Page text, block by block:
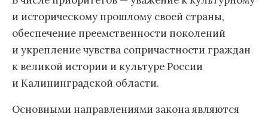
и историческому прошлому своей страны,
обеспечение преемственности поколений
и укрепление чувства сопричастности граждан
к великой истории и культуре России
и Калининградской области.
Основными направлениями закона являются